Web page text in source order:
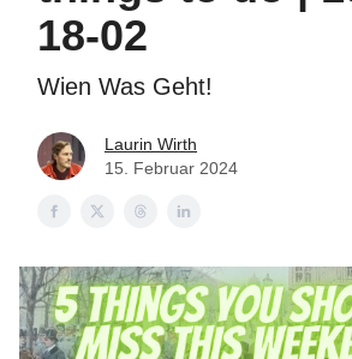
18-02
Wien Was Geht!
Laurin Wirth
15. Februar 2024